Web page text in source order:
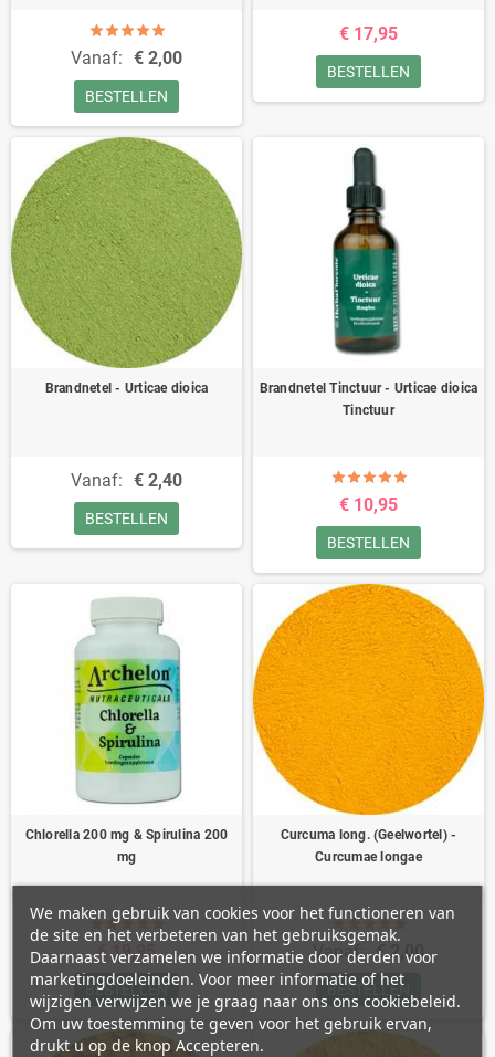
Vanaf: € 2,00
BESTELLEN
€ 17,95
BESTELLEN
Brandnetel - Urticae dioica
Vanaf: € 2,40
BESTELLEN
Brandnetel Tinctuur - Urticae dioica
Tinctuur
€ 10,95
BESTELLEN
Chlorella 200 mg & Spirulina 200
mg
€ 19,95
BESTELLEN
Curcuma long. (Geelwortel) -
Curcumae longae
Vanaf: € 2,00
BESTELLEN
We maken gebruik van cookies voor het functioneren van
de site en het verbeteren van het gebruiksgemak.
Daarnaast verzamelen we informatie door derden voor
marketingdoeleinden. Voor meer informatie of het
wijzigen verwijzen we je graag naar ons ons cookiebeleid.
Om uw toestemming te geven voor het gebruik ervan,
drukt u op de knop Accepteren.